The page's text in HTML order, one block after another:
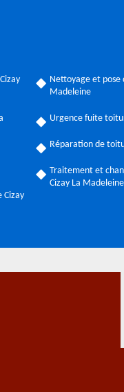
Cizay
Nettoyage et pose
Madeleine
Urgence fuite
Réparation de
Traitement et
Cizay La Madeleine